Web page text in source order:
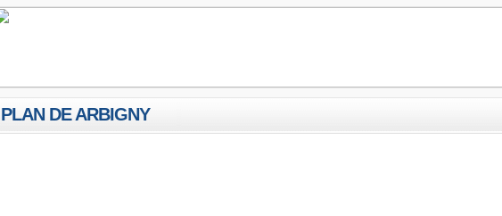
PLAN DE ARBIGNY